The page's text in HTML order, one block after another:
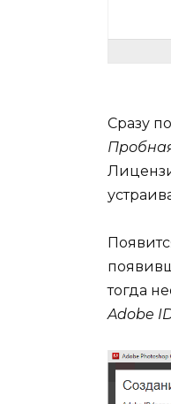
Сразу
тогда
Adobe